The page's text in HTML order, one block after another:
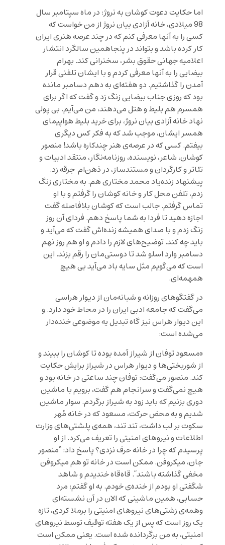
اما حکایت دعوت کوشان به نروژ: در ماه سپتامبر سال
98 میلادی، خانه آزادی بیان نروژ از من خواست که
کسی را به آنها معرفی کنم که در چند عرصه هنری ایران
کار کرده باشد و بتواند در پنجاهمین سالگرد انتشار
اعلامیه جهانی حقوق بشر، سخنرانی کند. بهرام
بیضایی را به آنها معرفی کردم و با ایشان تلفنی قرار
آمدن را گذاشتیم. دو هفته‌ای به دهم دسامبر مانده
بود که روزی جناب بیضایی زنگ زد و گفت که اگر برای
همسرم هم بلیط و هتل می‌دهند، من می‌آیم. بی پولی
نهاد خانه آزادی بیان نروژ، برای خرید بلیط هواپیمای
همسر ایشان، موجب شد که به فکر کس دیگری
بیفتم. کسی که در عرصه‌ی هنر چندکاره باشد! منصور
کوشان، شاعر، نویسنده، روزنامه‌نگار، منتقد ادبیات و
تئاتر و کارگردان و مستندساز، در ذهن‌ام جرقه زد.
پیشنهاد زنده‌یاد محمد مختاری هم. به مختاری زنگ
زدم، تلفن محل کار و خانه کوشان را گرفتم و با او
تماس گرفتم. جالب است که کوشان بلافاصله گفت
اجازه دهید تا فردا به شما پاسخ دهم. فردای آن روز
زنگ زدم و با صدای همیشه زنده‌اش گفت که می‌آید و
باید چه کند. توضیح‌های لازم را دادم و او هم روز نهم
دسامبر وارد اسلو شد تا دوستی‌مان را رقم بزند. این
است که می‌گویم مثل سایه باد می‌آید بی هیچ
همهمه‌ای.
در گفتگوهای روزانه و شبانه‌مان از دیوار هراسی
می‌گفت که جامعه ادبی ایران را در محاط خود دارد. و
این دیوار هراس نیز گاه تبدیل یه موضوعی خنده‌دار
می‌شده است:
«مسعود توفان از شیراز آمده بوده تا کوشان را ببیند و
از شوربختی‌ها و دیوار هراس در شیراز برایش حکایت
کند. منصور می‌گفت: توفان چند ساعتی در خانه بود و
هیچ نمی‌گفت و سرانجام هم گفت، برویم با ماشین
دوری بزنیم که باید زود به شیراز برگردم. سوار ماشین
شدیم و به محض حرکت، مسعود که در خانه مُهر
سکوت بر لب داشت، تند تند، همه‌ی پلشتی‌های وزارت
اطلاعات و نیروهای امنیتی را تعریف می‌کرد. از او
پرسیدم که چرا در خانه حرف نزدی؟ پاسخ داد: “منصور
جان، میکروفن. ممکن است در خانه تو هم میکروفن
مخفی گذاشته باشند”. قاه‌قاه خندیدم و شاهد
شگفتی او بودم از خنده‌ی خودم. به او گفتم: مرد
حسابی، همین ماشینی که الان در آن نشسته‌ای
وهمه‌ی زشتی‌های نیروهای امنیتی را برملا کردی، تازه
یک روز است که پس از یک هفته توقیف توسط نیروهای
امنیتی، به من برگردانده شده است. یعنی ممکن است